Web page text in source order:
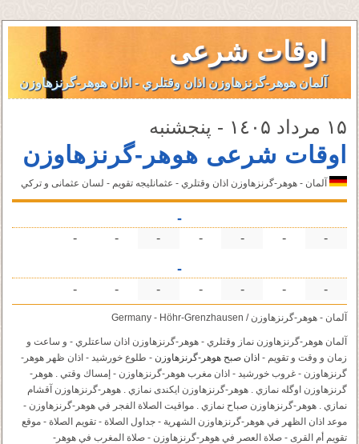
اوقات شرعی
آلمان هوهر-گرنزهاوزن اذان وقتلري - اذان هوهر-گرنزهاوزن
۱۵ مرداد ۱٤۰۵ - پنجشنبه
اوقات شرعی هوهر-گرنزهاوزن
آلمان - هوهر-گرنزهاوزن اذان وقتلري - عثمانليجه تقویم - لسان عثمانى و تركي
-
-
-
-
-
-
-
-
-
-
-
-
-
-
-
-
آلمان - هوهر-گرنزهاوزن / Germany - Höhr-Grenzhausen
آلمان هوهر-گرنزهاوزن نماز وقتلري - هوهر-گرنزهاوزن اذان ساعتلري - و ساعت و
زمان و وقت و تقویم -اذان صبح هوهر-گرنزهاوزن - طلوع خورشید - اذان ظهر هوهر-
گرنزهاوزن - غروب خورشید - اذان مغرب هوهر-گرنزهاوزن - إمساك وقتي . هوهر-
گرنزهاوزن اوگله نمازي . هوهر-گرنزهاوزن ايكندى نمازي . هوهر-گرنزهاوزن آقشام
نمازي . هوهر-گرنزهاوزن صباح نمازي . مواقيت الصلاة الفجر في هوهر-گرنزهاوزن -
موعد اذان الظهر في هوهر-گرنزهاوزن الشهرية - جداول الصلاة - تقويم الصلاة - موقع
تقويم أم القرى - صلاة العصر في هوهر-گرنزهاوزن - صلاة المغرب في هوهر-